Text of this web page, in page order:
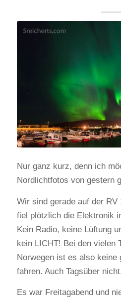
Nur ganz kurz, denn ich
Nordlichtfotos von gestern
Wir sind gerade auf der RV
fiel plötzlich die Elektronik
Kein Radio, keine Lüftung
kein LICHT! Bei den vielen
Norwegen ist es also keine
fahren. Auch Tagsüber
Es war Freitagabend und